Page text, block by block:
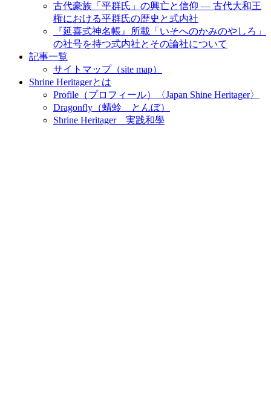
古代豪族「平群氏」の興亡と信仰 ― 古代大和王
権における平群氏の歴史と式内社
『延喜式神名帳』所載「いそへのかみのやしろ」
の社号を持つ式内社とその論社について
記事一覧
サイトマップ（site map）
Shrine Heritagerとは
Profile（プロフィール）〈Japan Shine Heritager​〉
Dragonfly（蜻蛉 とんぼ）
Shrine Heritager 実践和學